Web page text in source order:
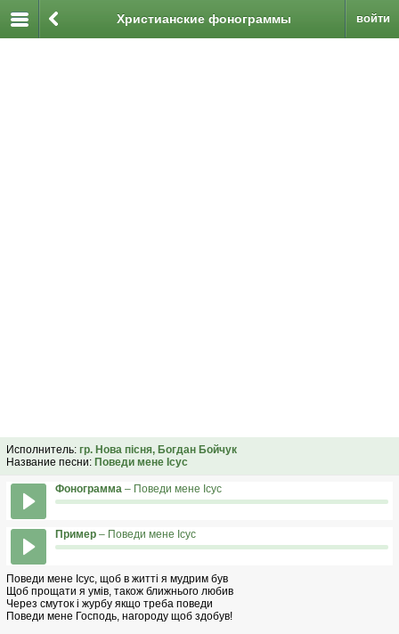
войти
Христианские фонограммы
Исполнитель: гр. Нова пісня, Богдан Бойчук
Название песни: Поведи мене Ісус
Фонограмма – Поведи мене Ісус
Пример – Поведи мене Ісус
Поведи мене Ісус, щоб в житті я мудрим був
Щоб прощати я умів, також ближнього любив
Через смуток і журбу якщо треба поведи
Поведи мене Господь, нагороду щоб здобув!